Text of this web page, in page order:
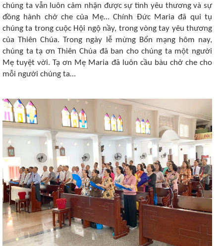
chúng ta vẫn luôn cảm nhận được sự tình yêu thương và sự
đồng hành chở che của Mẹ… Chính Đức Maria đã qui tụ
chúng ta trong cuộc Hội ngộ nầy, trong vòng tay yêu thương
của Thiên Chúa. Trong ngày lễ mừng Bổn mạng hôm nay,
chúng ta tạ ơn Thiên Chúa đã ban cho chúng ta một người
Mẹ tuyệt vời. Tạ ơn Mẹ Maria đã luôn cầu bàu chở che cho
mỗi người chúng ta…